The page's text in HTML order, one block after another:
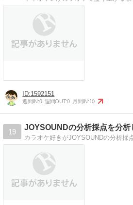
1592151
週間IN:0 週間OUT:0 月間IN:10
19
JOYSOUNDの分析採点を分析